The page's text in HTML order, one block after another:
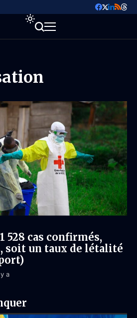
528 cas confirmés,
soit un taux de létalité
a